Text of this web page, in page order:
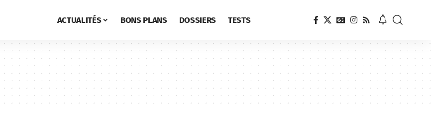
ACTUALITÉS BONS PLANS DOSSIERS TESTS